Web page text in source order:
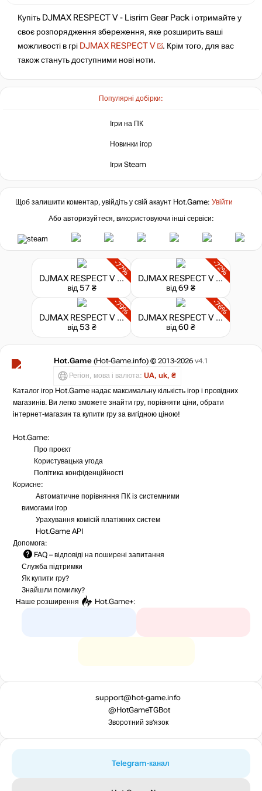
Популярні добірки:
Ігри на ПК
Новинки ігор
Ігри Steam
Купіть DJMAX RESPECT V - Lisrim Gear Pack і отримайте у
своє розпорядження збереження, яке розширить ваші
можливості в грі DJMAX RESPECT V
. Крім того, для вас
також стануть доступними нові ноти.
Щоб залишити коментар, увійдіть у свій акаунт Hot.Game: Увійти
Або авторизуйтеся, використовуючи інші сервіси:
-77%
DJMAX RESPECT V - So Happy Gear Pack
від 57 ₴
-72%
DJMAX RESPECT V - The Clear Blue Sky Gear Pack
від 69 ₴
-79%
DJMAX RESPECT V - TOK! TOK! TOK! GEAR PACK
від 53 ₴
-76%
DJMAX RESPECT V - Welcome to the Space GEAR PACK
від 60 ₴
Hot.Game (Hot-Game.info) © 2013-2026 v4.1
Регіон, мова і валюта: UA, uk, ₴
Каталог ігор Hot.Game надає максимальну кількість ігор і провідних
магазинів. Ви легко зможете знайти гру, порівняти ціни, обрати
інтернет-магазин та купити гру за вигідною ціною!
Hot.Game:
Про проєкт
Користувацька угода
Політика конфіденційності
Корисне:
Автоматичне порівняння ПК із системними
вимогами ігор
Урахування комісій платіжних систем
Hot.Game API
Допомога:
FAQ – відповіді на поширені запитання
Служба підтримки
Як купити гру?
Знайшли помилку?
Наше розширення
Hot.Game+:
support@hot-game.info
@HotGameTGBot
Зворотний зв’язок
Telegram-канал